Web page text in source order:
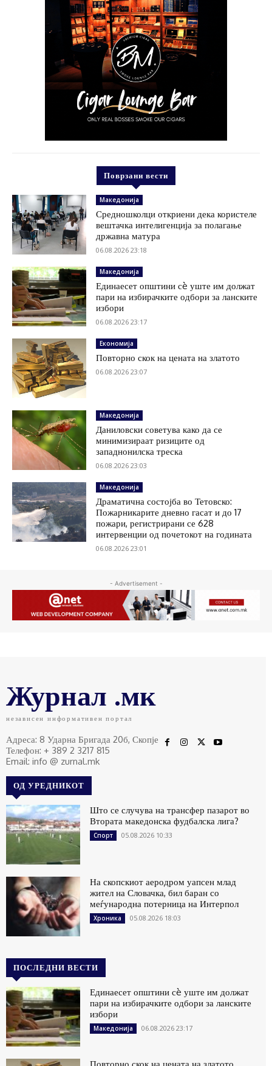
Поврзани вести
Македонија
Средношколци откриени дека користеле
вештачка интелигенција за полагање
државна матура
06.08.2026 23:18
Македонија
Единаесет општини сè уште им должат
пари на избирачките одбори за ланските
избори
06.08.2026 23:17
Економија
Повторно скок на цената на златото
06.08.2026 23:07
Македонија
Даниловски советува како да се
минимизираат ризиците од
западнонилска треска
06.08.2026 23:03
Македонија
Драматична состојба во Тетовско:
Пожарникарите дневно гасат и до 17
пожари, регистрирани се 628
интервенции од почетокот на годината
06.08.2026 23:01
- Advertisement -
Журнал .мк
независен информативен портал
Адреса: 8 Ударна Бригада 20б, Скопје
Телефон: + 389 2 3217 815
Email: info @ zurnal.mk
ОД УРЕДНИКОТ
Што се случува на трансфер пазарот во
Втората македонска фудбалска лига?
Спорт 05.08.2026 10:33
На скопскиот аеродром уапсен млад
жител на Словачка, бил баран со
меѓународна потерница на Интерпол
Хроника 05.08.2026 18:03
ПОСЛЕДНИ ВЕСТИ
Единаесет општини сè уште им должат
пари на избирачките одбори за ланските
избори
Македонија 06.08.2026 23:17